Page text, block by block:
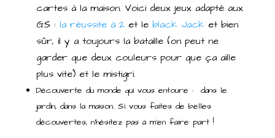
cartes à la maison. Voici deux jeux adapté aux
GS : la réussite à 2et le black Jacket bien
sûr, il y a toujours la bataille (on peut ne
garder que deux couleurs pour que ça aille
plus vite) et le mistigri.
Découverte du monde qui vous entoure : dans le
jardin, dans la maison. Si vous faites de belles
découvertes, n’hésitez pas à m’en faire part !